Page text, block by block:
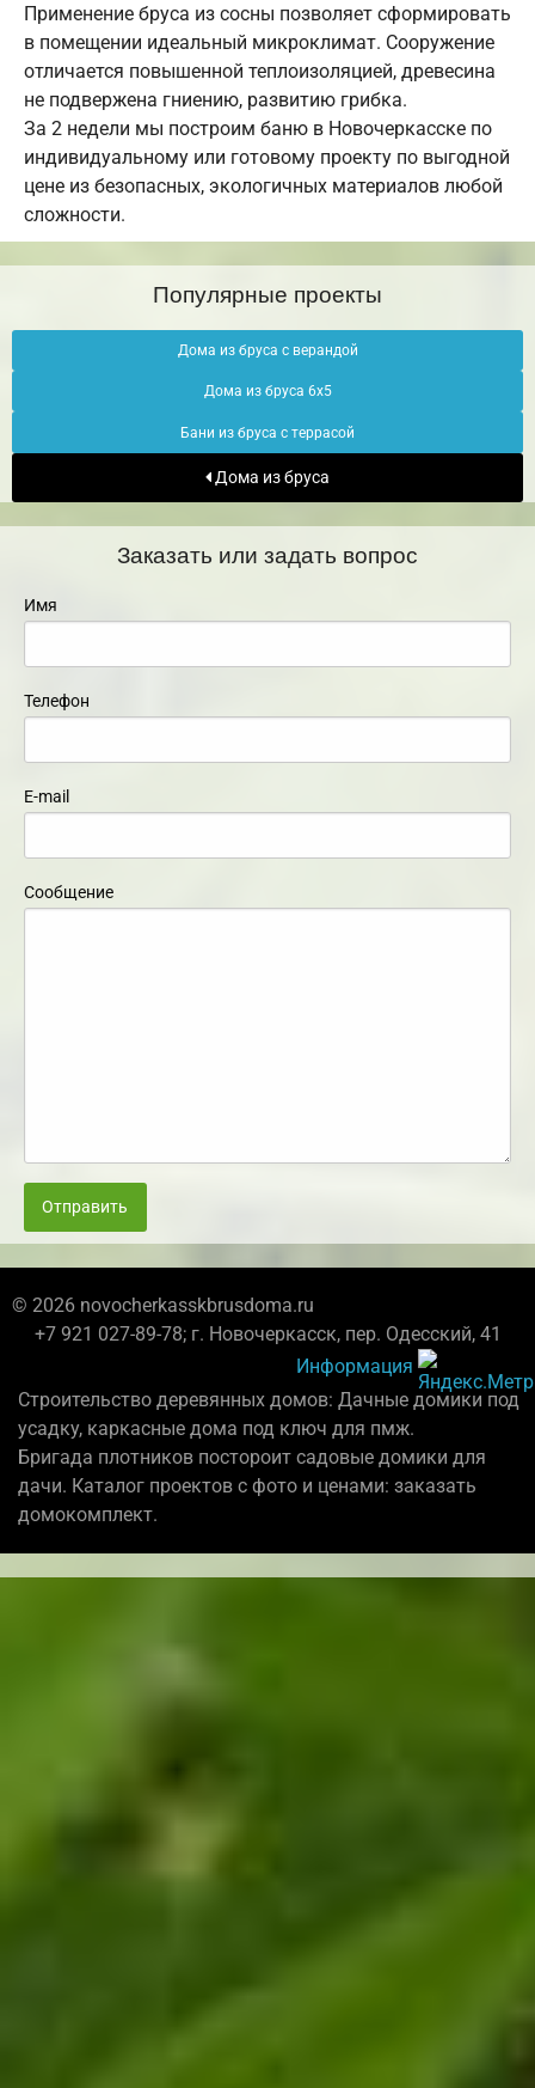
Применение бруса из сосны позволяет сформировать
в помещении идеальный микроклимат. Сооружение
отличается повышенной теплоизоляцией, древесина
не подвержена гниению, развитию грибка.
За 2 недели мы построим баню в Новочеркасске по
индивидуальному или готовому проекту по выгодной
цене из безопасных, экологичных материалов любой
сложности.
Популярные проекты
Дома из бруса с верандой
Дома из бруса 6х5
Бани из бруса с террасой
Дома из бруса
Заказать или задать вопрос
Имя
Телефон
E-mail
Сообщение
Отправить
© 2026 novocherkasskbrusdoma.ru
+7 921 027-89-78; г. Новочеркасск, пер. Одесский, 41
Информация
Строительство деревянных домов: Дачные домики под
усадку, каркасные дома под ключ для пмж.
Бригада плотников постороит садовые домики для
дачи. Каталог проектов с фото и ценами: заказать
домокомплект.